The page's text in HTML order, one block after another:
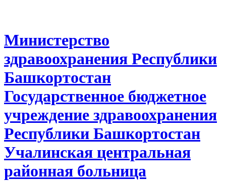
Министерство
здравоохранения Республики
Башкортостан
Государственное бюджетное
учреждение здравоохранения
Республики Башкортостан
Учалинская центральная
районная больница